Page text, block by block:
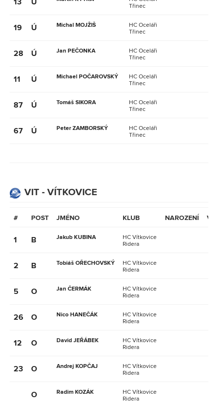
13 Ú
Třinec
19 Ú Michal MOJŽIŠ
HC Oceláři
Třinec
28 Ú Jan PEČONKA
HC Oceláři
Třinec
11 Ú Michael POČAROVSKÝ
HC Oceláři
Třinec
87 Ú Tomáš SIKORA
HC Oceláři
Třinec
67 Ú Peter ZAMBORSKÝ
HC Oceláři
Třinec
VIT - VÍTKOVICE
# POST JMÉNO KLUB NAROZENÍ
1 B Jakub KUBINA
HC Vítkovice
Ridera
2 B Tobiáš OŘECHOVSKÝ
HC Vítkovice
Ridera
5 O Jan ČERMÁK
HC Vítkovice
Ridera
26 O Nico HANEČÁK
HC Vítkovice
Ridera
12 O David JEŘÁBEK
HC Vítkovice
Ridera
23 O Andrej KOPČAJ
HC Vítkovice
Ridera
O Radim KOZÁK
HC Vítkovice
Ridera